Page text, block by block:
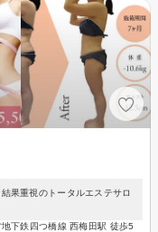
果重視のトータルエステサロ
下鉄四つ橋線 西梅田駅 徒歩5